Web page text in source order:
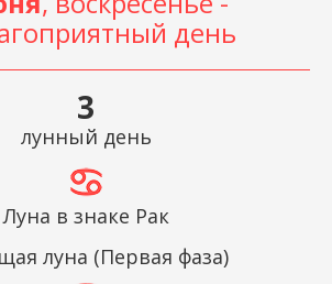
день
3
лунный день
Луна в знаке Рак
луна (Первая фаза)